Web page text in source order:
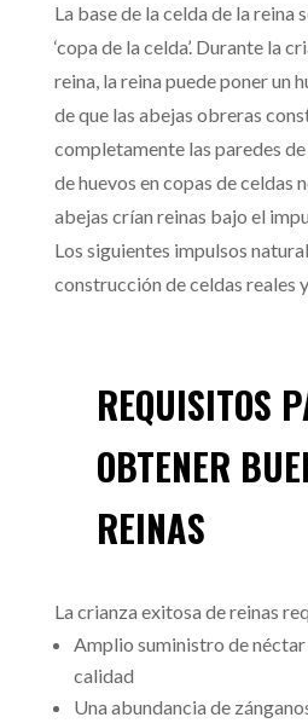
La base de la celda de la reina
‘copa de la celda’. Durante la
reina, la reina puede poner un
de que las abejas obreras
completamente las paredes de
de huevos en copas de celdas
abejas crían reinas bajo el
Los siguientes impulsos
construcción de celdas reales
REQUISITOS
OBTENER
REINAS
La crianza exitosa de reinas
Amplio suministro de néctar
calidad
Una abundancia de